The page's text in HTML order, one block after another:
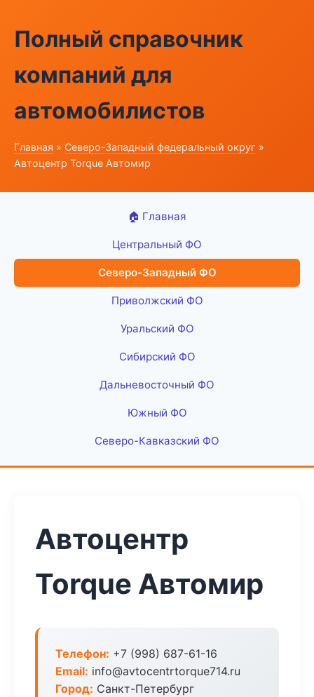
Полный справочник
компаний для
автомобилистов
Главная » Северо-Западный федеральный округ »
Автоцентр Torque Автомир
🏠 Главная
Центральный ФО
Северо-Западный ФО
Приволжский ФО
Уральский ФО
Сибирский ФО
Дальневосточный ФО
Южный ФО
Северо-Кавказский ФО
Автоцентр
Torque Автомир
Телефон: +7 (998) 687-61-16
Email: info@avtocentrtorque714.ru
Город: Санкт-Петербург